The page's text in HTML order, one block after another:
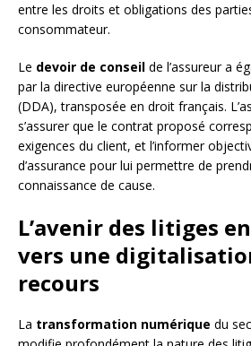
entre les droits et obligations des
consommateur.
Le devoir de conseil de l’assureur a
par la directive européenne sur la
(DDA), transposée en droit français.
s’assurer que le contrat proposé
exigences du client, et l’informer
d’assurance pour lui permettre de
connaissance de cause.
L’avenir des litiges
vers une
recours
La transformation numérique du